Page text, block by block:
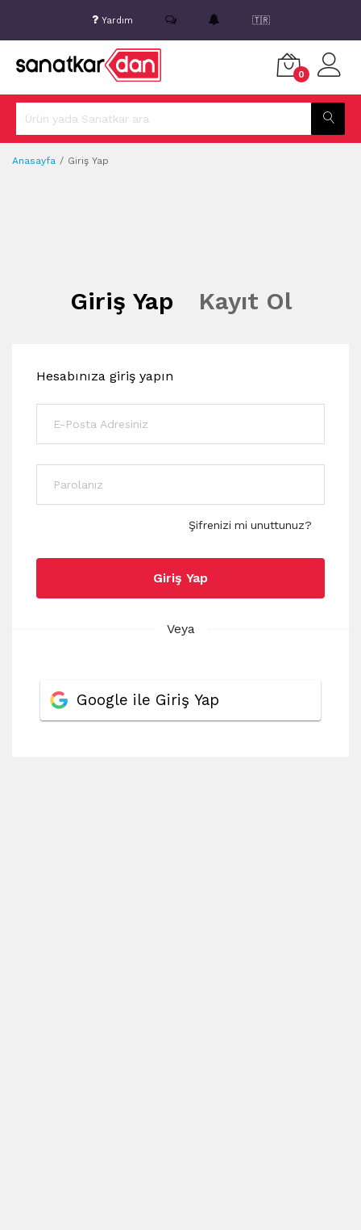
Yardım 🇹🇷
0
Anasayfa Giriş Yap
Giriş Yap Kayıt Ol
Hesabınıza giriş yapın
Şifrenizi mi unuttunuz?
Giriş Yap
Veya
Google ile Giriş Yap